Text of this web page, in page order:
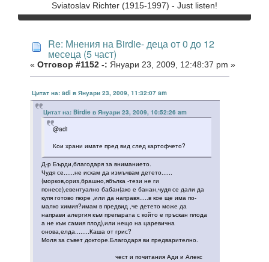
Sviatoslav Richter (1915-1997) - Just listen!
Re: Мнения на Birdie- деца от 0 до 12
месеца (5 част)
« Отговор #1152 -: Януари 23, 2009, 12:48:37 pm »
Цитат на: adi в Януари 23, 2009, 11:32:07 am
Цитат на: Birdie в Януари 23, 2009, 10:52:26 am
@adi
Кои храни имате пред вид след картофчето?
Д-р Бърди,благодаря за вниманието.
Чудя се......не искам да измъчвам детето......
(морков,ориз,брашно,ябълка -тези не ги
понесе),евентуално бабан(ако е банан,чудя се дали да
купя готово пюре ,или да направя.....в кое ще има по-
малко химия?имам в предвид ,че детето може да
направи алергия към препарата с който е пръскан плода
а не към самия плод),или нещо на царевична
онова,елда........Каша от грис?
Моля за съвет докторе.Благодаря ви предварително.
чест и почитания Ади и Алекс